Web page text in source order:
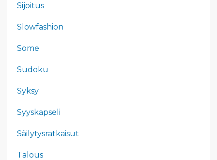
Sijoitus
Slowfashion
Some
Sudoku
Syksy
Syyskapseli
Säilytysratkaisut
Talous